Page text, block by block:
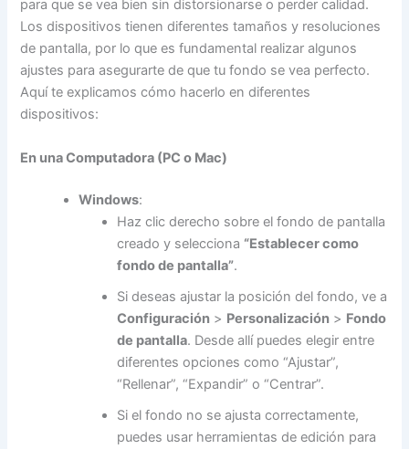
para que se vea bien sin distorsionarse o perder calidad.
Los dispositivos tienen diferentes tamaños y resoluciones
de pantalla, por lo que es fundamental realizar algunos
ajustes para asegurarte de que tu fondo se vea perfecto.
Aquí te explicamos cómo hacerlo en diferentes
dispositivos:
En una Computadora (PC o Mac)
Windows:
Haz clic derecho sobre el fondo de pantalla
creado y selecciona “Establecer como
fondo de pantalla”.
Si deseas ajustar la posición del fondo, ve a
Configuración > Personalización > Fondo
de pantalla. Desde allí puedes elegir entre
diferentes opciones como “Ajustar”,
“Rellenar”, “Expandir” o “Centrar”.
Si el fondo no se ajusta correctamente,
puedes usar herramientas de edición para